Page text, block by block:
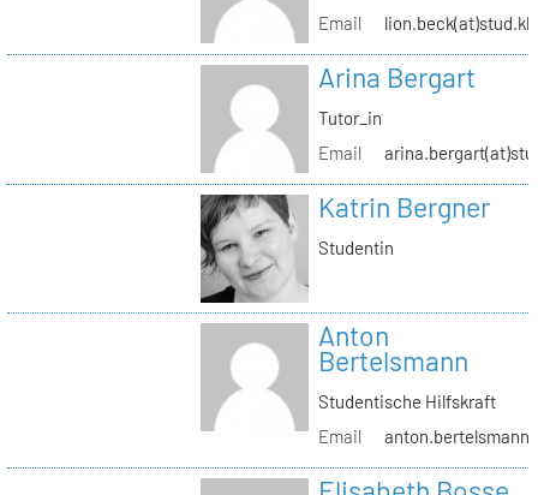
Email
Arina Bergart
Tutor_in
Email
Katrin Bergner
Studentin
Anton
Bertelsmann
Studentische Hilfskraft
Email